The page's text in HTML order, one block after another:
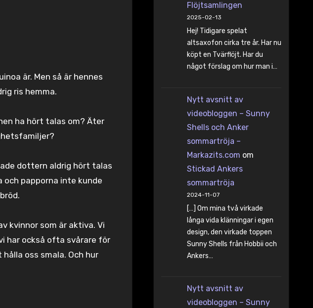
är. Men så är hennes
ris hemma.
ha hört talas om? Äter
dottern aldrig hört talas
och papporna inte kunde
kvinnor som är aktiva. Vi
har också ofta svårare för
oss smala. Och hur
Flöjtsamlingen
2025-02-13
Hej! Tidigare spelat
altsaxofon cirka tre år. Har nu
köpt en Tvärflöjt. Har du
något förslag om hur man i…
Nytt avsnitt av
videobloggen – Sunny
Shells och Anker
sommartröja –
Markazits.com om
Stickad Ankers
sommartröja
2024-11-07
[…] Om mina två virkade
långa vida klänningar i egen
design, den virkade toppen
Sunny Shells från Hobbii och
Ankers…
Nytt avsnitt av
videobloggen – Sunny